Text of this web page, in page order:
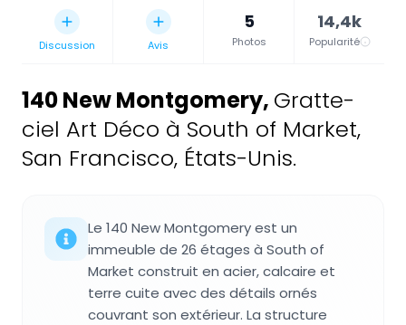
Discussion Avis
5
Photos
14,4k
Popularité
140 New Montgomery, Gratte-
ciel Art Déco à South of Market,
San Francisco, États-Unis.
Le 140 New Montgomery est un
immeuble de 26 étages à South of
Market construit en acier, calcaire et
terre cuite avec des détails ornés
couvrant son extérieur. La structure